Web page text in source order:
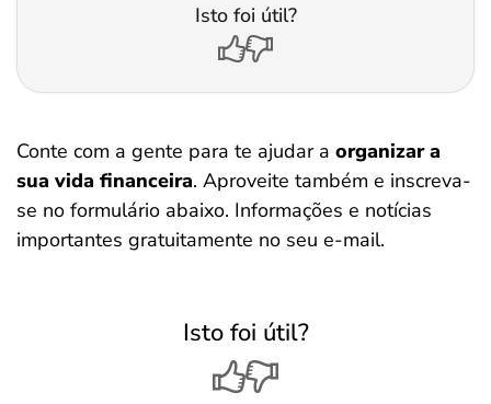
Isto foi útil?
Conte com a gente para te ajudar a organizar a
sua vida financeira. Aproveite também e inscreva-
se no formulário abaixo. Informações e notícias
importantes gratuitamente no seu e-mail.
Isto foi útil?